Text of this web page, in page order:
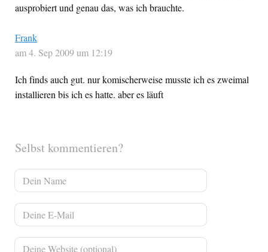
ausprobiert und genau das, was ich brauchte.
Frank
am 4. Sep 2009 um 12:19
Ich finds auch gut. nur komischerweise musste ich es zweimal
installieren bis ich es hatte. aber es läuft
Selbst kommentieren?